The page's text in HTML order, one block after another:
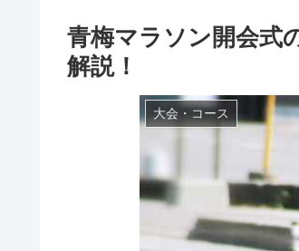
青梅マラソン開会式
解説！
大会・コース